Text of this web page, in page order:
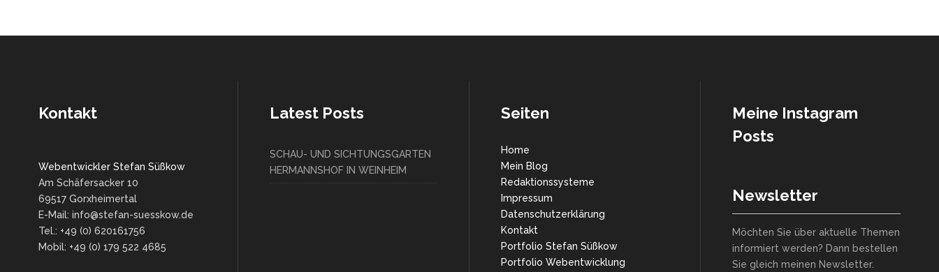
Kontakt
Webentwickler Stefan Süßkow
Am Schäfersacker 10
69517 Gorxheimertal
E-Mail: info@stefan-suesskow.de
Tel.: +49 (0) 620161756
Mobil: +49 (0) 179 522 4685
Latest Posts
SCHAU- UND SICHTUNGSGARTEN
HERMANNSHOF IN WEINHEIM
Seiten
Home
Mein Blog
Redaktionssysteme
Impressum
Datenschutzerklärung
Kontakt
Portfolio Stefan Süßkow
Portfolio Webentwicklung
Meine Instagram
Posts
Newsletter
Möchten Sie über aktuelle Themen
informiert werden? Dann bestellen
Sie gleich meinen Newsletter.